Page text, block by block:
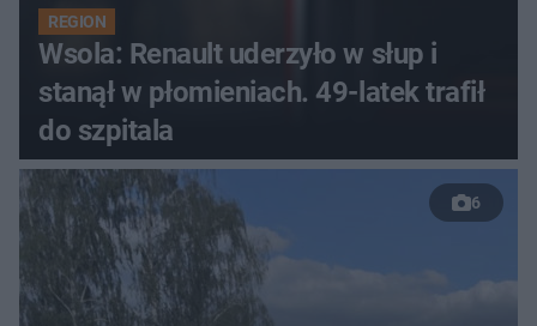
REGION
Wsola: Renault uderzyło w słup i
stanął w płomieniach. 49-latek trafił
do szpitala
6